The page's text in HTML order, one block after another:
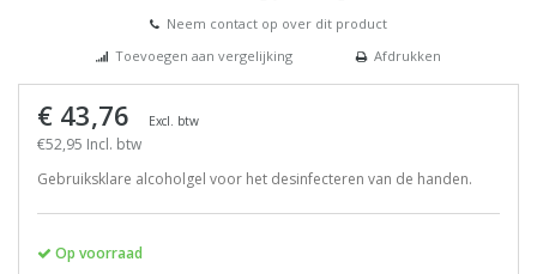
Neem contact op over dit product
Toevoegen aan vergelijking
Afdrukken
€ 43,76 Excl. btw
€52,95 Incl. btw
Gebruiksklare alcoholgel voor het desinfecteren van de handen.
Op voorraad